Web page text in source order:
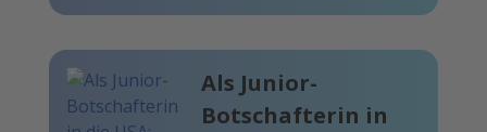
Als Junior-
Botschafterin in